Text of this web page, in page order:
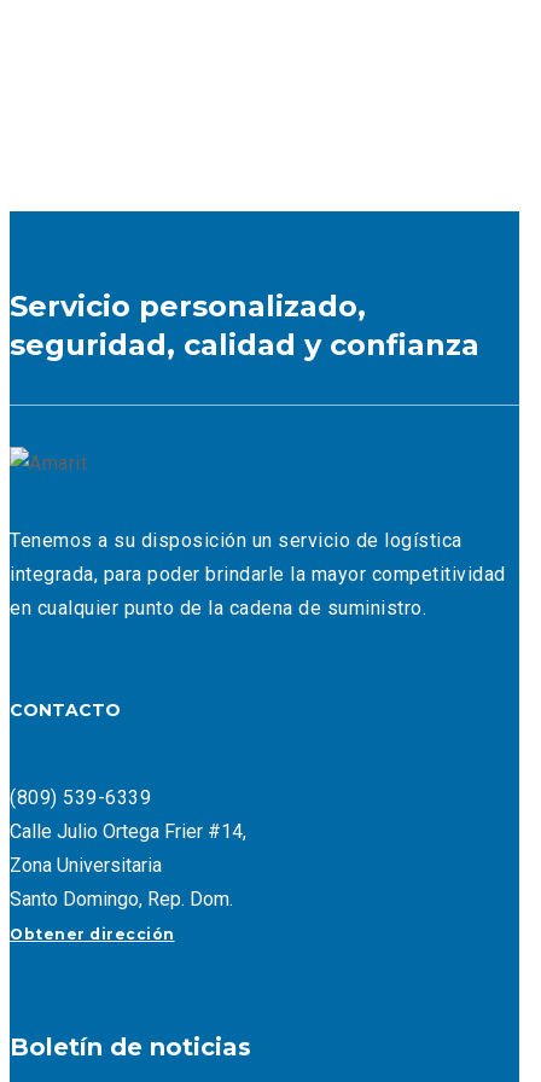
Servicio personalizado,
seguridad, calidad y confianza
Tenemos a su disposición un servicio de logística
integrada, para poder brindarle la mayor competitividad
en cualquier punto de la cadena de suministro.
CONTACTO
(809) 539-6339
Calle Julio Ortega Frier #14,
Zona Universitaria
Santo Domingo, Rep. Dom.
Obtener dirección
Boletín de noticias